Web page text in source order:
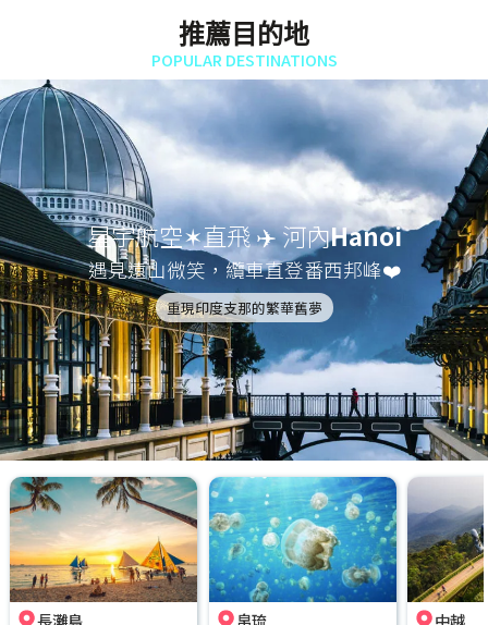
推薦目的地
POPULAR DESTINATIONS
星宇航空✶直飛 ✈️ 河內Hanoi
遇見遠山微笑，纜車直登番西邦峰❤️
重現印度支那的繁華舊夢